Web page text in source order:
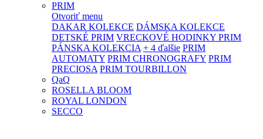
PRIM
Otvoriť menu
DAKAR KOLEKCE DÁMSKA KOLEKCE
DETSKÉ PRIM VRECKOVÉ HODINKY PRIM
PÁNSKA KOLEKCIA + 4 ďalšie PRIM
AUTOMATY PRIM CHRONOGRAFY PRIM
PRECIOSA PRIM TOURBILLON
QaQ
ROSELLA BLOOM
ROYAL LONDON
SECCO